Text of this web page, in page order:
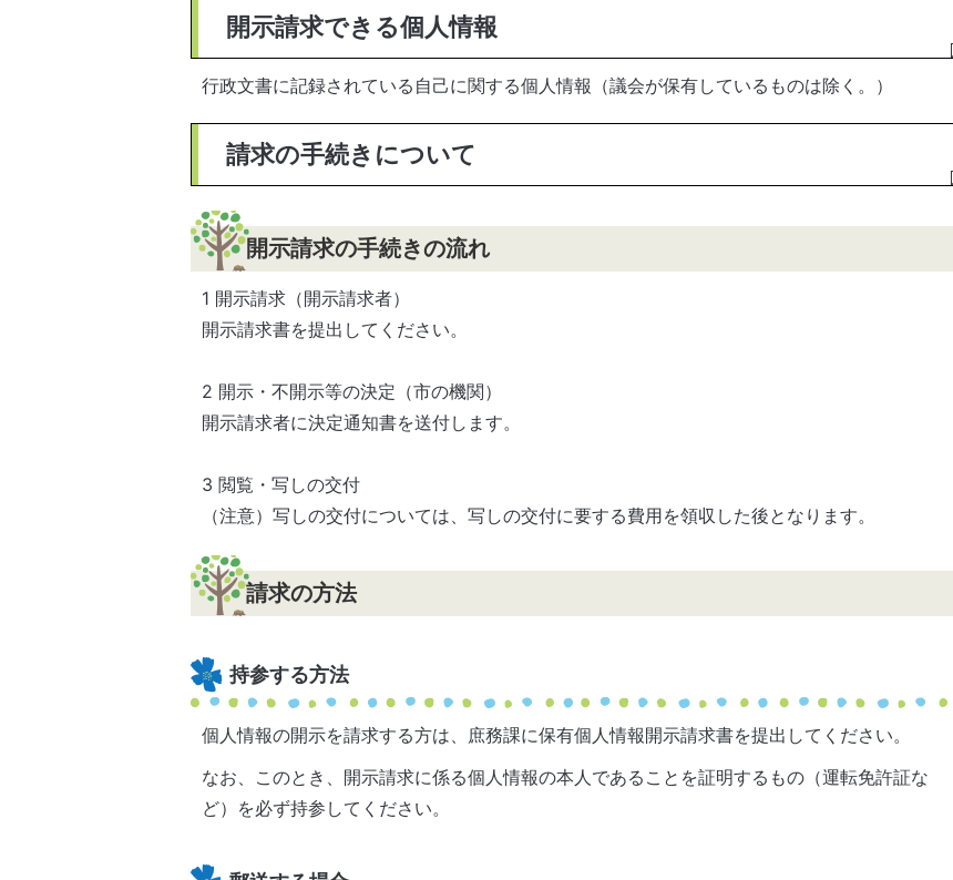
開示請求できる個人情報
行政文書に記録されている自己に関する個人情報（議会が保有しているものは除く。）
請求の手続きについて
開示請求の手続きの流れ
1 開示請求（開示請求者）
開示請求書を提出してください。
2 開示・不開示等の決定（市の機関）
開示請求者に決定通知書を送付します。
3 閲覧・写しの交付
（注意）写しの交付については、写しの交付に要する費用を領収した後となります。
請求の方法
持参する方法
個人情報の開示を請求する方は、庶務課に保有個人情報開示請求書を提出してください。
なお、このとき、開示請求に係る個人情報の本人であることを証明するもの（運転免許証な
ど）を必ず持参してください。